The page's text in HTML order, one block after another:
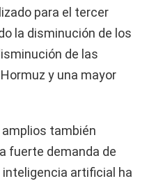
para el tercer
la disminución de los
de las
y una mayor
también
fuerte demanda de
artificial ha